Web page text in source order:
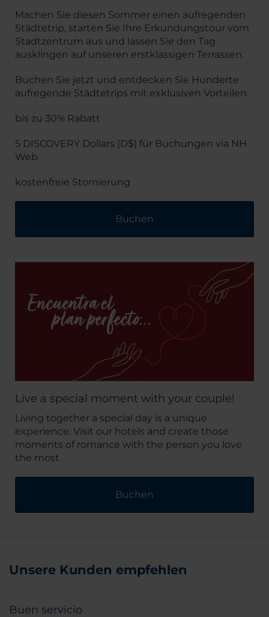
Machen Sie diesen Sommer einen aufregenden
Städtetrip, starten Sie Ihre Erkundungstour vom
Stadtzentrum aus und lassen Sie den Tag
ausklingen auf unseren erstklassigen Terrassen.
Buchen Sie jetzt und entdecken Sie Hunderte
aufregende Städtetrips mit exklusiven Vorteilen.
bis zu 30% Rabatt
5 DISCOVERY Dollars (D$) für Buchungen via NH
Web
kostenfreie Stornierung
Buchen
Live a special moment with your couple!
Living together a special day is a unique
experience. Visit our hotels and create those
moments of romance with the person you love
the most.
Buchen
Unsere Kunden empfehlen
Buen servicio